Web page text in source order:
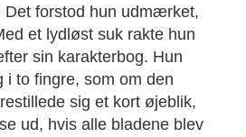
Det forstod hun udmærket,
et lydløst suk rakte hun
sin karakterbog. Hun
i to fingre, som om den
sig et kort øjeblik,
ud, hvis alle bladene blev